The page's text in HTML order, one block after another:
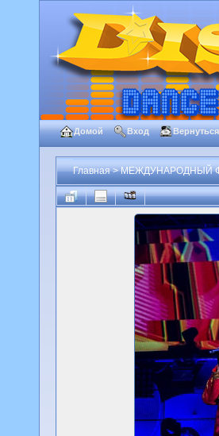
Домой Вход
Главная>МЕЖДУНАРОДНЫЙ